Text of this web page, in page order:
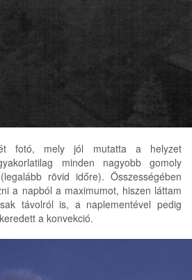
fotó, mely jól mutatta a helyzet
minden nagyobb gomoly
rövid időre). Összességében
a napból a maximumot, hiszen láttam
távolról is, a naplementével pedig
a konvekció.